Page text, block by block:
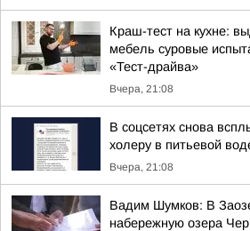
Краш-тест на кухне:
мебель суровые
«Тест-драйва»
Вчера, 21:08
В соцсетях снова
холеру в питьевой
Вчера, 21:08
Вадим Шумков: В
набережную озера